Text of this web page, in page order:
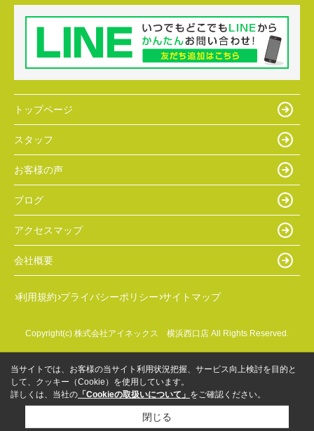
トップページ
スタッフ
お客様の声
ブログ
アクセスマップ
会社概要
利用規約 プライバシーポリシー サイトマップ
Copyright(c) 株式会社アイネックス 横浜西口店 All Rights Reserved.
当サイトでは、お客様の当サイト利用状況把握、サービス向上検討を目的と
して、クッキー（Cookie）を使用しています。
詳しくは、当社の 「Cookieの取扱いについて」 をご確認ください。
閉じる